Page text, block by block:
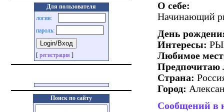
Для пользователя
логин:
пароль:
[ регистрация ]
Поиск по сайту
О себе:
Начинающий
День
Интересы:
Любимое
Предпочитаю
Страна:
Город:
Сообщений в